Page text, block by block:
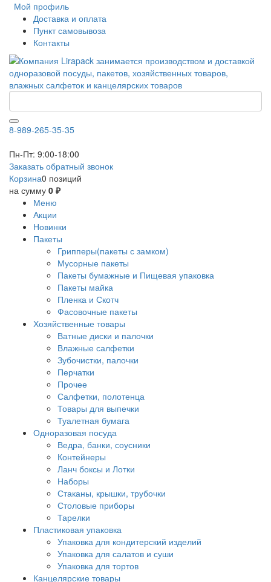
Мой профиль
Доставка и оплата
Пункт самовывоза
Контакты
8-989-265-35-35
Пн-Пт: 9:00-18:00
Заказать обратный звонок
Корзина0 позиций
на сумму 0 ₽
Меню
Акции
Новинки
Пакеты
Грипперы(пакеты с замком)
Мусорные пакеты
Пакеты бумажные и Пищевая упаковка
Пакеты майка
Пленка и Скотч
Фасовочные пакеты
Хозяйственные товары
Ватные диски и палочки
Влажные салфетки
Зубочистки, палочки
Перчатки
Прочее
Салфетки, полотенца
Товары для выпечки
Туалетная бумага
Одноразовая посуда
Ведра, банки, соусники
Контейнеры
Ланч боксы и Лотки
Наборы
Стаканы, крышки, трубочки
Столовые приборы
Тарелки
Пластиковая упаковка
Упаковка для кондитерский изделий
Упаковка для салатов и суши
Упаковка для тортов
Канцелярские товары